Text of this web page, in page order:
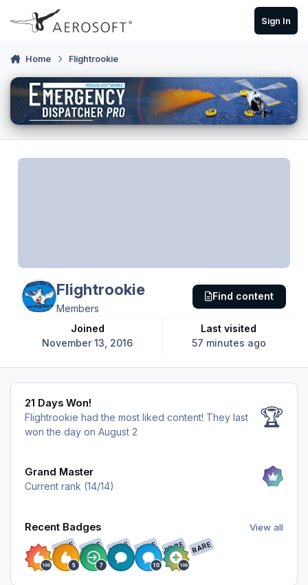
Skip to content
Sign In
Home Flightrookie
Flightrookie
Members
Joined
November 13, 2016
Last visited
57 minutes ago
Find content
21 Days Won!
21 Days Won!
Flightrookie had the most liked content! They last
won the day on August 2
🏆
Grand Master
Current rank (14/14)
Recent Badges View all
RARE RARE RARE RARE RARE RARE